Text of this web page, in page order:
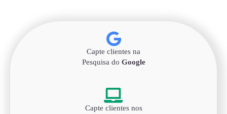
Capte clientes na
Pesquisa do Google
Capte clientes nos